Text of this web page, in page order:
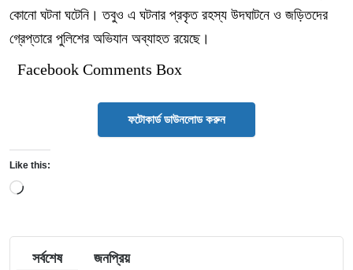
কোনো ঘটনা ঘটেনি। তবুও এ ঘটনার প্রকৃত রহস্য উদঘাটনে ও জড়িতদের
গ্রেপ্তারে পুলিশের অভিযান অব্যাহত রয়েছে।
Facebook Comments Box
ফটোকার্ড ডাউনলোড করুন
Like this:
Loading…
সর্বশেষ জনপ্রিয়